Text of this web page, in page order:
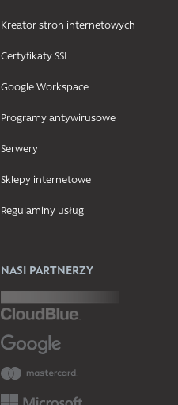
Kreator stron internetowych
Certyfikaty SSL
Google Workspace
Programy antywirusowe
Serwery
Sklepy internetowe
Regulaminy usług
NASI PARTNERZY